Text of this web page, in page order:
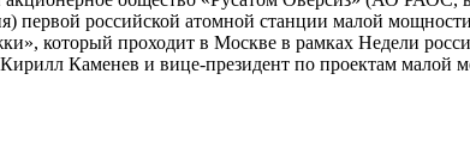
первой российской атомной станции малой
который проходит в Москве в рамках Недели
Каменев и вице-президент по проектам